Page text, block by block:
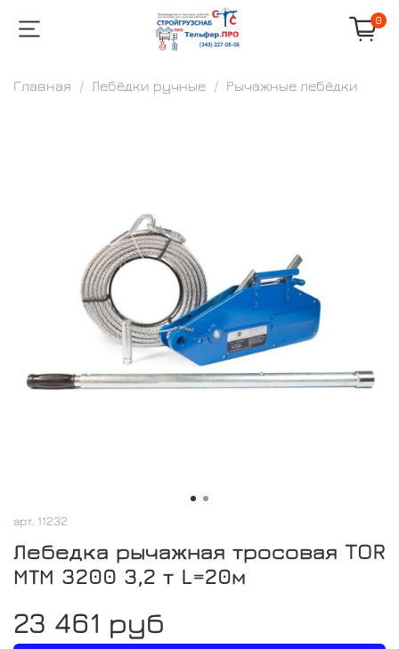
0
Главная Лебёдки ручные Рычажные лебёдки
арт. 11232
Лебедка рычажная тросовая TOR
МТМ 3200 3,2 т L=20м
23 461 руб